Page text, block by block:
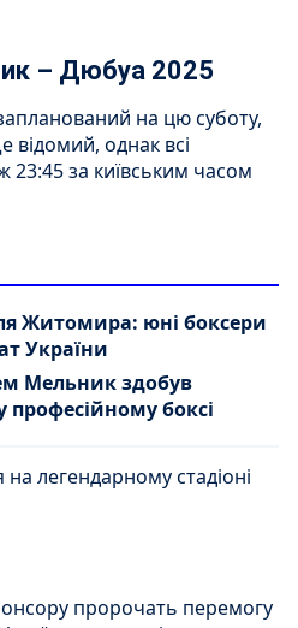
– Дюбуа 2025
на цю суботу,
відомий, однак всі
23:45 за київським часом
Житомира: юні боксери
України
Мельник здобув
професійному боксі
легендарному стадіоні
пророчать перемогу